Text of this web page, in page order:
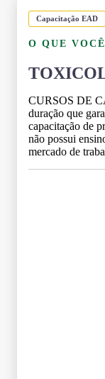
Capacitação EAD
O QUE
CURSOS DE
duração que
capacitação de
não possui
mercado de